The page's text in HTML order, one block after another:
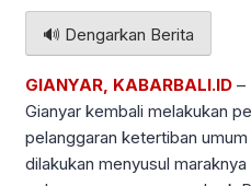
🔊 Dengarkan Berita
GIANYAR, KABARBALI.ID –
Gianyar kembali melakukan
pelanggaran ketertiban
dilakukan menyusul